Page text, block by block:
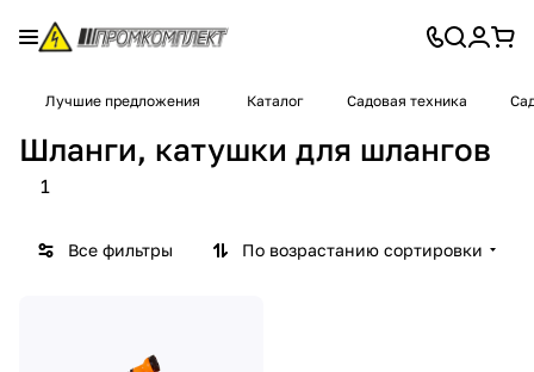
Лучшие предложения Каталог Садовая техника
Шланги, катушки для шлангов
1
Все фильтры По возрастанию сортировки